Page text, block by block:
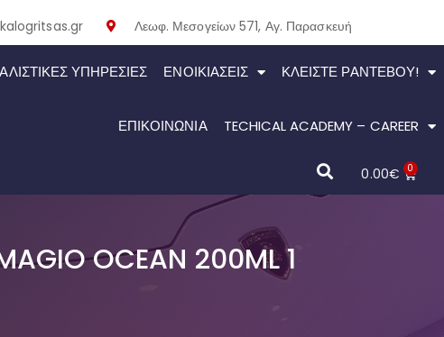
Λεωφ. Μεσογείων 571, Αγ. Παρασκευή
ΥΠΗΡΕΣΙΕΣ ΕΝΟΙΚΙΆΣΕΙΣ ΚΛΕΊΣΤΕ ΡΑΝΤΕΒΟΎ!
ΕΠΙΚΟΙΝΩΝΙΑ TECHICAL ACADEMY – CAREER
0.00€ 0
OCEAN 200ML 1